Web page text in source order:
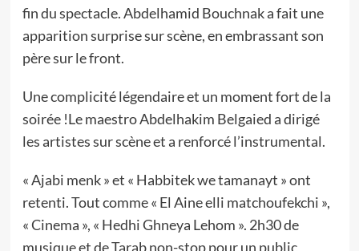
fin du spectacle. Abdelhamid Bouchnak a fait une
apparition surprise sur scène, en embrassant son
père sur le front.
Une complicité légendaire et un moment fort de la
soirée !Le maestro Abdelhakim Belgaied a dirigé
les artistes sur scène et a renforcé l’instrumental.
« Ajabi menk » et « Habbitek we tamanayt » ont
retenti. Tout comme « El Aine elli matchoufekchi »,
« Cinema », « Hedhi Ghneya Lehom ». 2h30 de
musique et de Tarab non-stop pour un public